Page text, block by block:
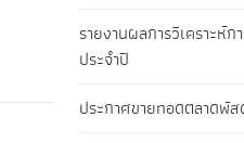
รายงานผลการวิเคราะห์ก
ประจำปี
ประกาศขายทอดตลาดพัส